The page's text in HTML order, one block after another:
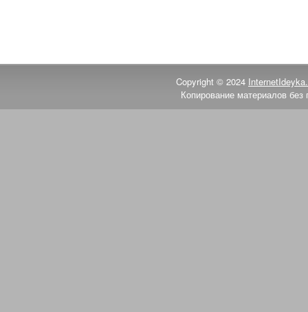
Copyright © 2024
Копирование материалов